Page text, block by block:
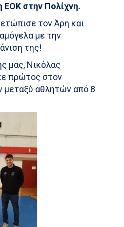
ΕΟΚ στην Πολίχνη.
τον Άρη και
με την
της!
μας, Νικόλας
πρώτος στον
μεταξύ αθλητών από 8